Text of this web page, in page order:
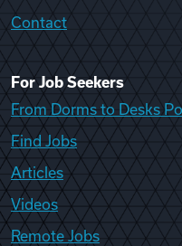
Contact
For Job Seekers
From Dorms to Desks
Find Jobs
Articles
Videos
Remote Jobs